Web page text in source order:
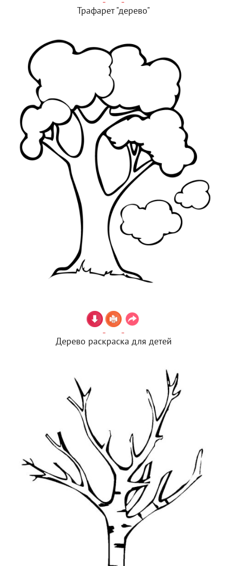
Трафарет "дерево"
Дерево раскраска для детей